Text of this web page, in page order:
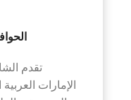
تقدم
الإمارات